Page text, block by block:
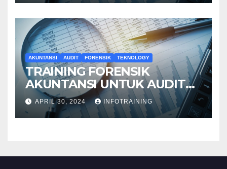
AKUNTANSI AUDIT FORENSIK TEKNOLOGY
TRAINING FORENSIK
AKUNTANSI UNTUK AUDIT
INVESTIGATIF
APRIL 30, 2024 INFOTRAINING